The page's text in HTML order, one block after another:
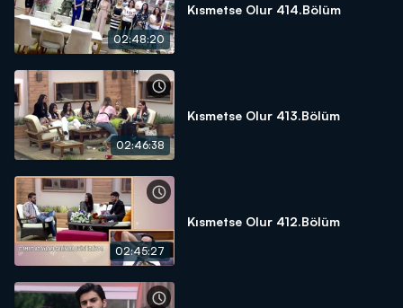
02:48:20
Kısmetse Olur 414.Bölüm
02:46:38
Kısmetse Olur 413.Bölüm
02:45:27
Kısmetse Olur 412.Bölüm